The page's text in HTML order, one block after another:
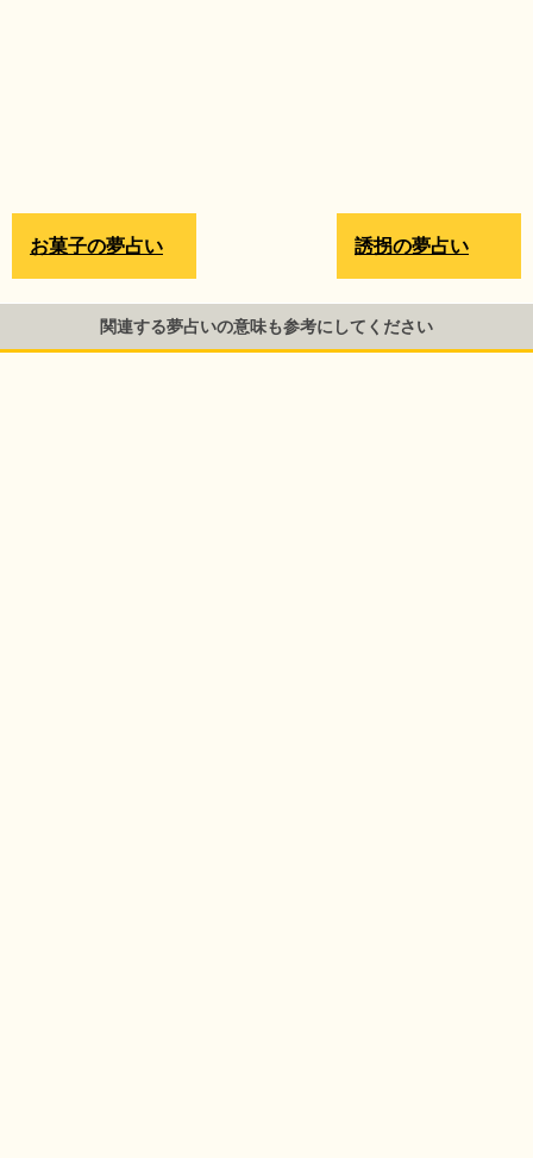
誘拐の夢占い
お菓子の夢占い
関連する夢占いの意味も参考にしてください